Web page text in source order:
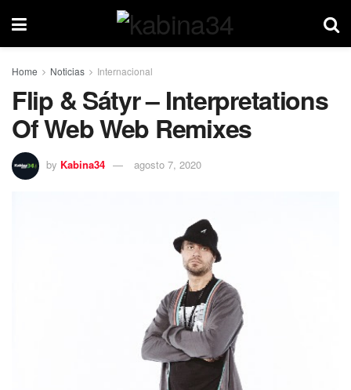
Home Noticias Internacional
Flip & Sátyr – Interpretations
Of Web Web Remixes
by Kabina34 agosto 7, 2020